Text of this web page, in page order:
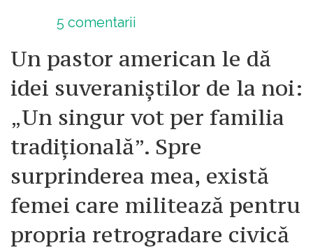
5 comentarii
Un pastor american le dă
idei suveraniștilor de la noi:
„Un singur vot per familia
tradițională”. Spre
surprinderea mea, există
femei care militează pentru
propria retrogradare civică